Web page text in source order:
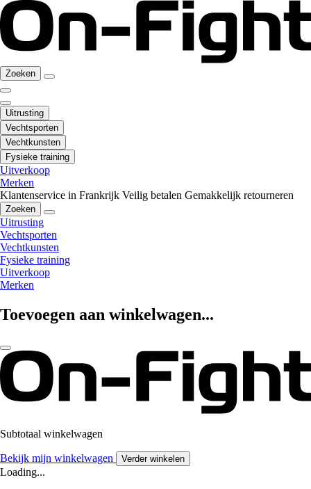
Zoeken
Uitrusting
Vechtsporten
Vechtkunsten
Fysieke training
Uitverkoop
Merken
Klantenservice in Frankrijk Veilig betalen Gemakkelijk retourneren
Zoeken
Uitrusting
Vechtsporten
Vechtkunsten
Fysieke training
Uitverkoop
Merken
Toevoegen aan winkelwagen...
Subtotaal winkelwagen
Bekijk mijn winkelwagen Verder winkelen
Loading...